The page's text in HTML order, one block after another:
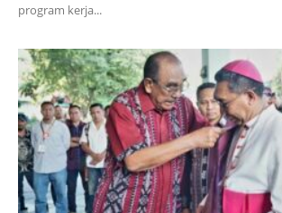
program kerja...